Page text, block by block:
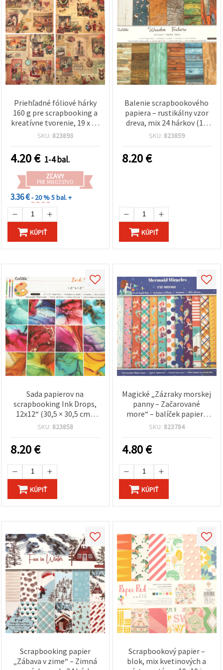
Priehľadné fóliové hárky
160 g pre scrapbooking a
kreatívne tvorenie, 19 x 19
cm, jednostranné, 12
vintage štýl – Cirkusové
predstavenie
SKU: 823893
4.20€ 1-4 bal.
ZĽAVY
PRE MNOŽSTVO
3.36 €- 20 %5 bal. +
KÚPIŤ
Balenie scrapbookového
papiera – rustikálny vzor
dreva, mix 24 hárkov (12
dizajnov × 2), 160 g/m²,
– kreatívny papier na
scrapbooking,
SKU: 823859
8.20€
KÚPIŤ
Sada papierov na
scrapbooking Ink Drops,
12x12“ (30,5 × 30,5 cm),
160 g/m² – 24 listov, mix
atramentových/mramorových
dizajnov – bez kyselín a
lignínu – pre
scrapbooking,
cardmaking a DIY tvorenie
SKU: 823858
8.20€
KÚPIŤ
Magické „Zázraky morskej
panny – Začarované
more“ – balíček papiera
na scrapbooking, 8“×8“,
12 oceánskych motívov s
morskými pannami –
ideálne na scrapbooky,
pohľadnice a DIY tvorenie
SKU: 823784
4.80€
KÚPIŤ
Scrapbooking papier
„Zábava v zime“ – Zimná
Scrapbookový papier –
blok, mix kvetinových a